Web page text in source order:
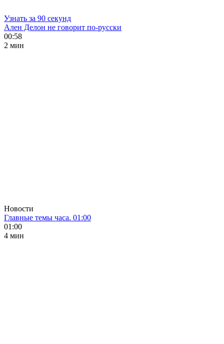
Узнать за 90 секунд
Ален Делон не говорит по-русски
00:58
2 мин
Новости
Главные темы часа. 01:00
01:00
4 мин